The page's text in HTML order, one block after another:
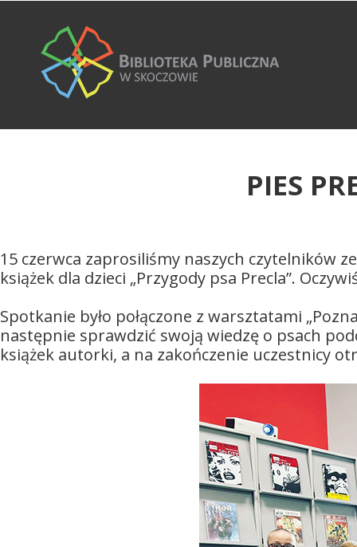
15 czerwca zaprosiliśmy naszych czytelników
książek dla dzieci „Przygody psa Precla”.
Spotkanie było połączone z warsztatami
następnie sprawdzić swoją wiedzę o psach
książek autorki, a na zakończenie uczestnicy
PIES